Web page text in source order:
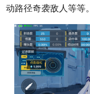
动路径奇袭敌人等等。